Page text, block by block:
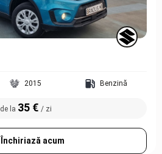
2015 Benzină
de la 35 € / zi
Închiriază acum